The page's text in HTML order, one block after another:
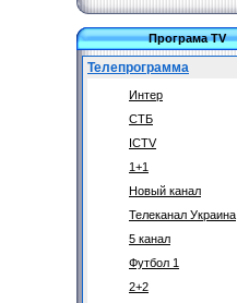
Програма TV
Телепрограмма
Интер
СТБ
ICTV
1+1
Новый канал
Телеканал Украина
5 канал
Футбол 1
2+2